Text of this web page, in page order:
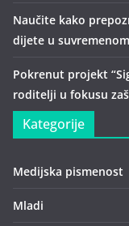
Naučite kako
dijete u
Pokrenut projekt
roditelji u fokusu
Kategorije
Medijska pismenost
Mladi